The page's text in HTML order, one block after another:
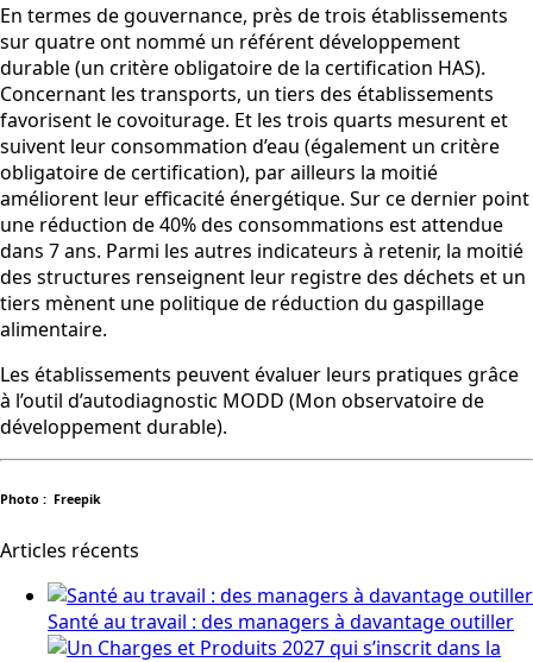
En termes de gouvernance, près de trois établissements
sur quatre ont nommé un référent développement
durable (un critère obligatoire de la certification HAS).
Concernant les transports, un tiers des établissements
favorisent le covoiturage. Et les trois quarts mesurent et
suivent leur consommation d’eau (également un critère
obligatoire de certification), par ailleurs la moitié
améliorent leur efficacité énergétique. Sur ce dernier point
une réduction de 40% des consommations est attendue
dans 7 ans. Parmi les autres indicateurs à retenir, la moitié
des structures renseignent leur registre des déchets et un
tiers mènent une politique de réduction du gaspillage
alimentaire.
Les établissements peuvent évaluer leurs pratiques grâce
à l’outil d’autodiagnostic MODD (Mon observatoire de
développement durable).
Photo : Freepik
Articles récents
Santé au travail : des managers à davantage outiller